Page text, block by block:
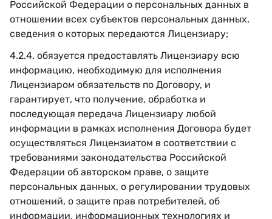
Российской Федерации о персональных данных в
отношении всех субъектов персональных данных,
сведения о которых передаются Лицензиару;
4.2.4. обязуется предоставлять Лицензиару всю
информацию, необходимую для исполнения
Лицензиаром обязательств по Договору, и
гарантирует, что получение, обработка и
последующая передача Лицензиару любой
информации в рамках исполнения Договора будет
осуществляться Лицензиатом в соответствии с
требованиями законодательства Российской
Федерации об авторском праве, о защите
персональных данных, о регулировании трудовых
отношений, о защите прав потребителей, об
информации, информационных технологиях и